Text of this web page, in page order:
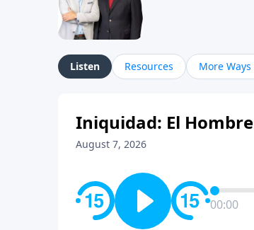
Listen Resources More
Iniquidad: El
August 7, 2026
00:00